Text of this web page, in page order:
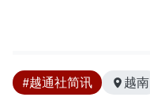
#越通社简讯 越南